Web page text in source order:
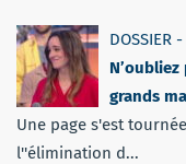
DOSSIER
grands
Une page s'est
l''élimination d...